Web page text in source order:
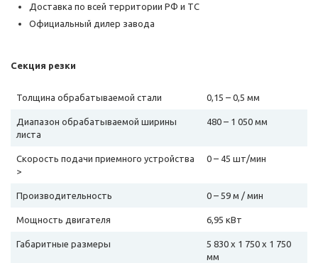
Доставка по всей территории РФ и ТС
Официальный дилер завода
Секция резки
Толщина обрабатываемой стали 0,15 – 0,5 мм
Диапазон обрабатываемой ширины
листа
480 – 1 050 мм
Скорость подачи приемного устройства
>
0 – 45 шт/мин
Производительность 0 – 59 м / мин
Мощность двигателя 6,95 кВт
Габаритные размеры
5 830 х 1 750 х 1 750
мм